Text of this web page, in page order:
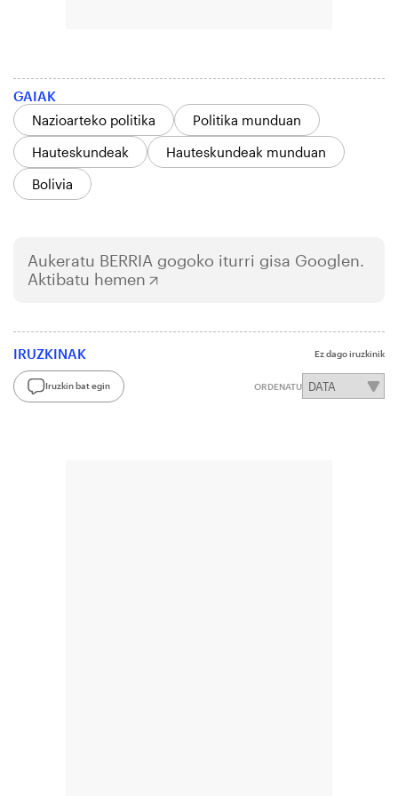
GAIAK
Nazioarteko politika
Politika munduan
Hauteskundeak
Hauteskundeak munduan
Bolivia
Aukeratu BERRIA gogoko iturri gisa Googlen.
Aktibatu hemen
IRUZKINAK Ez dago iruzkinik
Iruzkin bat egin ORDENATU